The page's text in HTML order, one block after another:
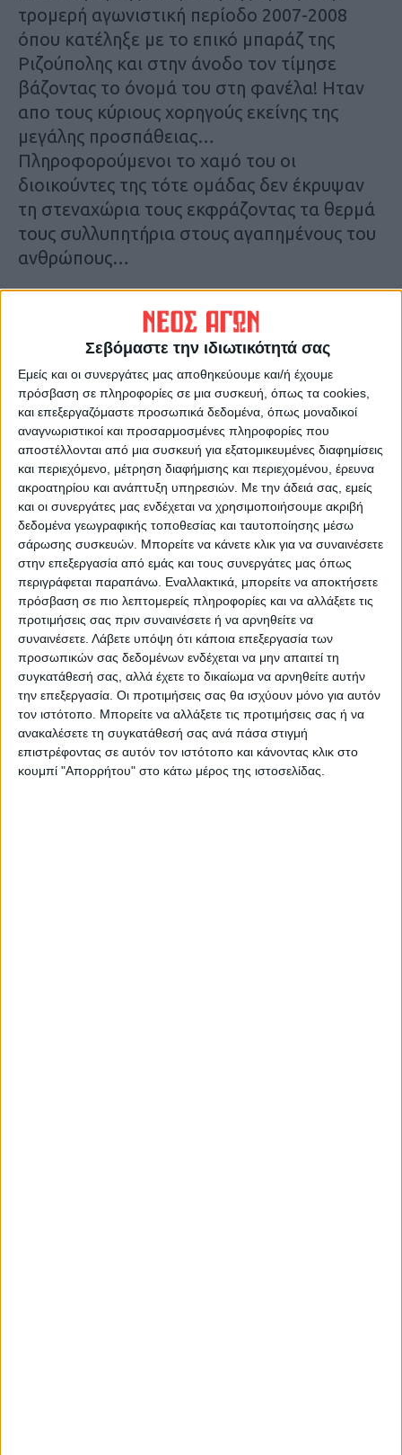
Σεβόμαστε την ιδιωτικότητά σας
Εμείς και οι συνεργάτες μας αποθηκεύουμε και/ή έχουμε
πρόσβαση σε πληροφορίες σε μια συσκευή, όπως τα cookies,
και επεξεργαζόμαστε προσωπικά δεδομένα, όπως μοναδικοί
αναγνωριστικοί και προσαρμοσμένες πληροφορίες που
αποστέλλονται από μια συσκευή για εξατομικευμένες διαφημίσεις
και περιεχόμενο, μέτρηση διαφήμισης και περιεχομένου, έρευνα
ακροατηρίου και ανάπτυξη υπηρεσιών. Με την άδειά σας, εμείς
και οι συνεργάτες μας ενδέχεται να χρησιμοποιήσουμε ακριβή
δεδομένα γεωγραφικής τοποθεσίας και ταυτοποίησης μέσω
σάρωσης συσκευών. Μπορείτε να κάνετε κλικ για να συναινέσετε
στην επεξεργασία από εμάς και τους συνεργάτες μας όπως
περιγράφεται παραπάνω. Εναλλακτικά, μπορείτε να αποκτήσετε
πρόσβαση σε πιο λεπτομερείς πληροφορίες και να αλλάξετε τις
προτιμήσεις σας πριν συναινέσετε ή να αρνηθείτε να
συναινέσετε. Λάβετε υπόψη ότι κάποια επεξεργασία των
προσωπικών σας δεδομένων ενδέχεται να μην απαιτεί τη
συγκατάθεσή σας, αλλά έχετε το δικαίωμα να αρνηθείτε αυτήν
την επεξεργασία. Οι προτιμήσεις σας θα ισχύουν μόνο για αυτόν
τον ιστότοπο. Μπορείτε να αλλάξετε τις προτιμήσεις σας ή να
ανακαλέσετε τη συγκατάθεσή σας ανά πάσα στιγμή
επιστρέφοντας σε αυτόν τον ιστότοπο και κάνοντας κλικ στο
κουμπί "Απορρήτου" στο κάτω μέρος της ιστοσελίδας.
τρομερή αγωνιστική περίοδο 2007-2008
όπου κατέληξε με το επικό μπαράζ της
Ριζούπολης και στην άνοδο τον τίμησε
βάζοντας το όνομά του στη φανέλα! Ηταν
απο τους κύριους χορηγούς εκείνης της
μεγάλης προσπάθειας…
Πληροφορούμενοι το χαμό του οι
διοικούντες της τότε ομάδας δεν έκρυψαν
τη στεναχώρια τους εκφράζοντας τα θερμά
τους συλλυπητήρια στους αγαπημένους του
ανθρώπους…
Τελευταίες Ειδήσεις Σήμερα
Ακολούθησε την εφημερίδα ΝΕΟΣ
ΑΓΩΝ στο Google News!
Όλες οι εξελίξεις στην περιοχή της
Καρδίτσας και ευρύτερα της Θεσσαλίας
ΠΡΟΗΓΟΥΜΕΝΟ ΑΡΘΡΟ
Το φίλτρο αξιολόγησης
πρέπει να είναι καλής
ποιότητας...
ΕΠΟΜΕΝΟ ΑΡΘΡΟ
Καρδίτσα: Μάθημα
ευσυνειδησίας από 10χρονο
μαθητή
Θεοδόσης Κατσάρας
https://neosagon.gr